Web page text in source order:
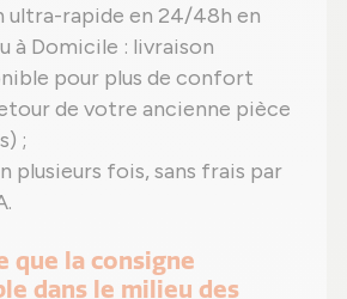
ultra-rapide en 24/48h en
à Domicile : livraison
pour plus de confort
de votre ancienne pièce
;
plusieurs fois, sans frais par
que la consigne
dans le milieu des